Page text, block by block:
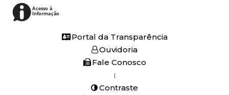
Acesso à
Informação
Portal da Transparência
Ouvidoria
Fale Conosco
|
Contraste